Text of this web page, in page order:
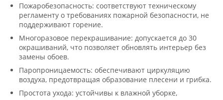
Пожаробезопасность: соответствуют техническому
регламенту о требованиях пожарной безопасности, не
поддерживают горение.
Многоразовое перекрашивание: допускается до 30
окрашиваний, что позволяет обновлять интерьер без
замены обоев.
Паропроницаемость: обеспечивают циркуляцию
воздуха, предотвращая образование плесени и грибка.
Простота ухода: устойчивы к влажной уборке,